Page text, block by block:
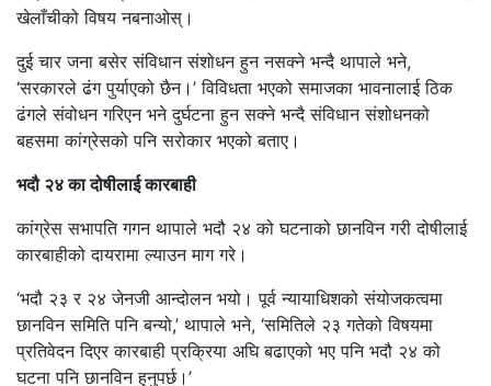
खेलाँचीको विषय नबनाओस्।
दुई चार जना बसेर संविधान संशोधन हुन नसक्ने भन्दै थापाले भने,
‘सरकारले ढंग पुर्याएको छैन।’ विविधता भएको समाजका भावनालाई ठिक
ढंगले संवोधन गरिएन भने दुर्घटना हुन सक्ने भन्दै संविधान संशोधनको
बहसमा कांग्रेसको पनि सरोकार भएको बताए।
भदौ २४ का दोषीलाई कारबाही
कांग्रेस सभापति गगन थापाले भदौ २४ को घटनाको छानविन गरी दोषीलाई
कारबाहीको दायरामा ल्याउन माग गरे।
‘भदौ २३ र २४ जेनजी आन्दोलन भयो। पूर्व न्यायाधिशको संयोजकत्वमा
छानविन समिति पनि बन्यो,’ थापाले भने, ‘समितिले २३ गतेको विषयमा
प्रतिवेदन दिएर कारबाही प्रक्रिया अघि बढाएको भए पनि भदौ २४ को
घटना पनि छानविन हुनुपर्छ।’